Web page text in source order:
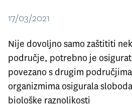
17/03/2021
Nije dovoljno samo zaštititi
područje, potrebno je
povezano s drugim
organizmima osigurala
biološke raznolikosti